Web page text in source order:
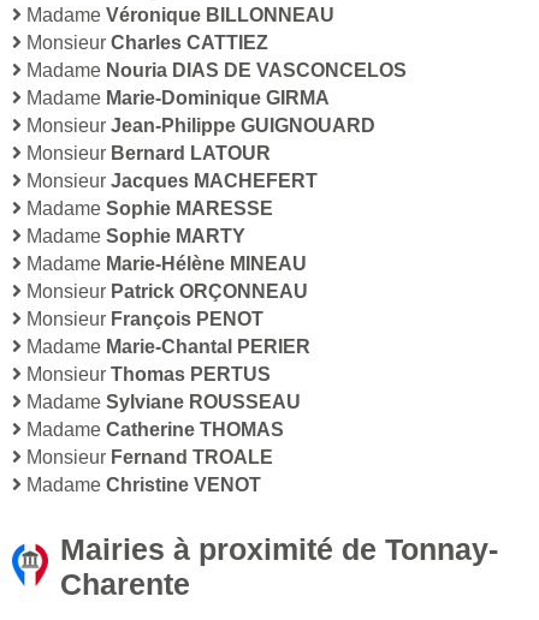
Madame Véronique BILLONNEAU
Monsieur Charles CATTIEZ
Madame Nouria DIAS DE VASCONCELOS
Madame Marie-Dominique GIRMA
Monsieur Jean-Philippe GUIGNOUARD
Monsieur Bernard LATOUR
Monsieur Jacques MACHEFERT
Madame Sophie MARESSE
Madame Sophie MARTY
Madame Marie-Hélène MINEAU
Monsieur Patrick ORÇONNEAU
Monsieur François PENOT
Madame Marie-Chantal PERIER
Monsieur Thomas PERTUS
Madame Sylviane ROUSSEAU
Madame Catherine THOMAS
Monsieur Fernand TROALE
Madame Christine VENOT
Mairies à proximité de Tonnay-
Charente